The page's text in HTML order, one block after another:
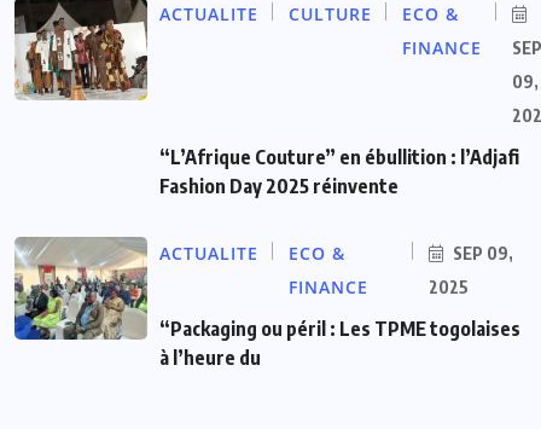
ACTUALITE CULTURE
ECO &
FINANCE
SEP
09,
“L’Afrique Couture” en ébullition : l’Adjafi
Fashion Day 2025 réinvente
ACTUALITE
ECO &
FINANCE
SEP 09,
2025
“Packaging ou péril : Les TPME togolaises
à l’heure du